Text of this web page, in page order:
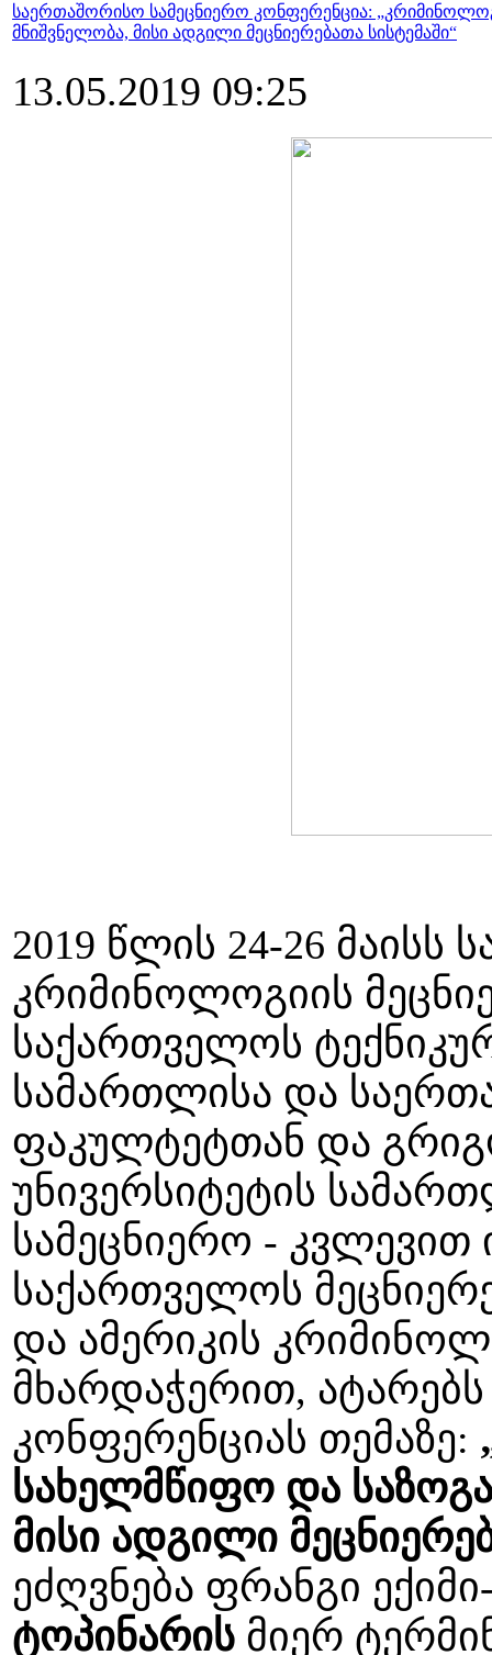
საერთაშორისო სამეცნიერო კონფერენცია:
მნიშვნელობა, მისი ადგილი მეცნიერებათა სისტემაში“
13.05.2019 09:25
2019 წლის 24-26 მაისს
კრიმინოლოგიის
საქართველოს
სამართლისა და
ფაკულტეტთან და
უნივერსიტეტის
სამეცნიერო -
საქართველოს
და ამერიკის
მხარდაჭერით,
კონფერენციას თემაზე:
სახელმწიფო და
მისი ადგილი
ეძღვნება ფრანგი
ტოპინარის მიერ